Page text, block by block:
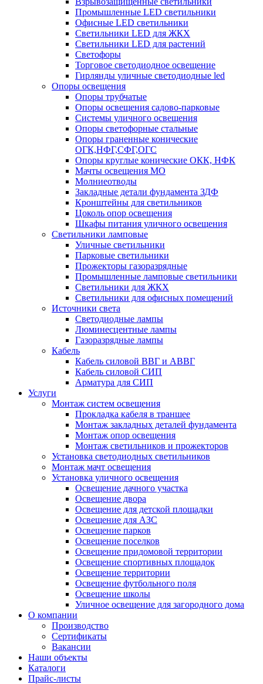
Промышленные LED светильники
Офисные LED светильники
Cветильники LED для ЖКХ
Светильники LED для растений
Светофоры
Торговое светодиодное освещение
Гирлянды уличные светодиодные led
Опоры освещения
Опоры трубчатые
Опоры освещения садово-парковые
Системы уличного освещения
Опоры светофорные стальные
Опоры граненные конические
ОГК,НФГ,СФГ,ОГС
Опоры круглые конические ОКК, НФК
Мачты освещения МО
Молниеотводы
Закладные детали фундамента ЗДФ
Кронштейны для светильников
Цоколь опор освещения
Шкафы питания уличного освещения
Светильники ламповые
Уличные светильники
Парковые светильники
Прожекторы газоразрядные
Промышленные ламповые светильники
Светильники для ЖКХ
Светильники для офисных помещений
Источники света
Светодиодные лампы
Люминесцентные лампы
Газоразрядные лампы
Кабель
Кабель силовой ВВГ и АВВГ
Кабель силовой СИП
Арматура для СИП
Услуги
Монтаж систем освещения
Прокладка кабеля в траншее
Монтаж закладных деталей фундамента
Монтаж опор освещения
Монтаж светильников и прожекторов
Установка светодиодных светильников
Монтаж мачт освещения
Установка уличного освещения
Освещение дачного участка
Освещение двора
Освещение для детской площадки
Освещение для АЗС
Освещение парков
Освещение поселков
Освещение придомовой территории
Освещение спортивных площадок
Освещение территории
Освещение футбольного поля
Освещение школы
Уличное освещение для загородного дома
О компании
Производство
Сертификаты
Вакансии
Наши объекты
Каталоги
Прайс-листы